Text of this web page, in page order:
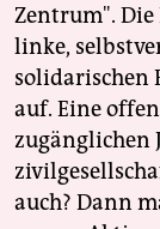
Zentrum".
linke,
solidarischen
auf. Eine
zugänglichen
auch? Dann